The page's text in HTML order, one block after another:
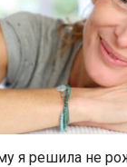
я решила не